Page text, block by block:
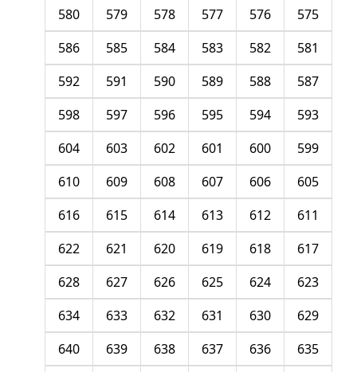
575
576
577
578
579
580
581
582
583
584
585
586
587
588
589
590
591
592
593
594
595
596
597
598
599
600
601
602
603
604
605
606
607
608
609
610
611
612
613
614
615
616
617
618
619
620
621
622
623
624
625
626
627
628
629
630
631
632
633
634
635
636
637
638
639
640